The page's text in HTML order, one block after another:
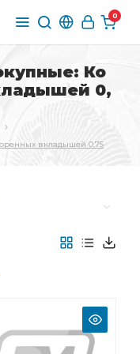
0
Ко
0,
вкладышей 0,75